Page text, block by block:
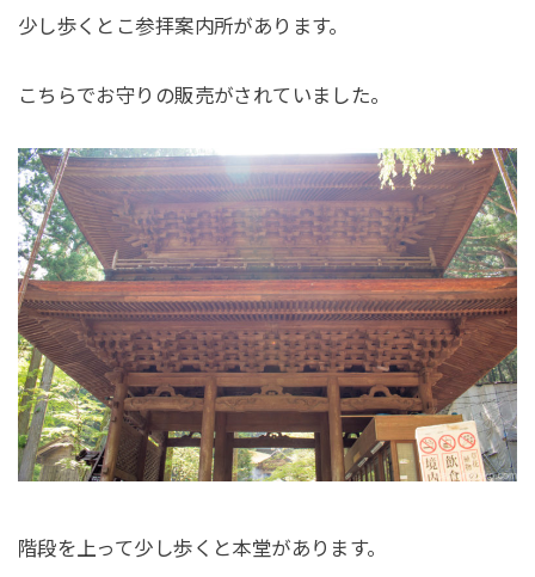
少し歩くとこ参拝案内所があります。
こちらでお守りの販売がされていました。
階段を上って少し歩くと本堂があります。